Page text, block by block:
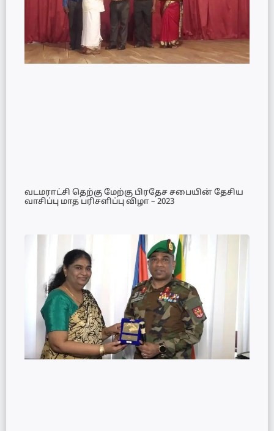
வடமராட்சி தெற்கு மேற்கு பிரதேச சபையின் தேசிய
வாசிப்பு மாத பரிசளிப்பு விழா – 2023